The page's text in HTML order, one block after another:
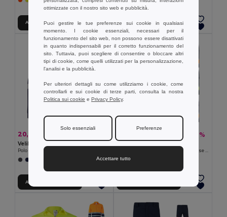
Aggiungi al carrello Aggiungi al carrello
20,71 €
Velilla 36139
Aggiungi al carrello
-39%
Pantaloni in twill bicolore con diverse tasche (210g/m²), in cotone (20%) e poliestere (80%)
ottimizzate con il nostro sito web e pubblicità.
Puoi gestire le tue preferenze sui cookie in qualsiasi
momento. I cookie essenziali, necessari per il
funzionamento del sito web, non possono essere disattivati
in quanto indispensabili per il corretto funzionamento del
sito. Tuttavia, puoi scegliere di consentire o bloccare altri
tipi di cookie, come quelli utilizzati per la personalizzazione,
l'analisi e la pubblicità.
Per ulteriori dettagli su come utilizziamo i cookie, come
controllarli e sui cookie di terze parti, consulta la nostra
Politica sui cookie e Privacy Policy.
Solo essenziali Preferenze
Accettare tutto